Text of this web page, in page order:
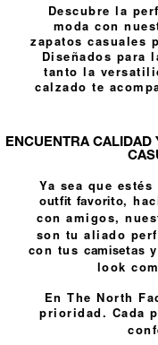
Descubre la
moda con
zapatos casuales
Diseñados para
tanto la
calzado te
ENCUENTRA
Ya sea que
outfit favorito,
con amigos,
son tu aliado
con tus
camisetas y
look
En The North
prioridad. Cada